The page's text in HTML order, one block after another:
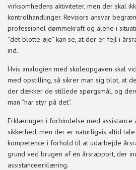
virksomhedens aktiviteter, men der skal
kontrolhandlinger. Revisors ansvar
professionel dømmekraft og alene i
”det blotte øje” kan se, at der er fejl i
ind.
Hvis analogien med skoleopgaven skal
med opstilling, så sikrer man sig blot, at
der dækker de stillede spørgsmål, og
man ”har styr på det”.
Erklæringen i forbindelse med assistance
sikkerhed, men der er naturligvis altid
kompetence i forhold til at udarbejde
grund ved brugen af en årsrapport, der
assistanceerklæring.